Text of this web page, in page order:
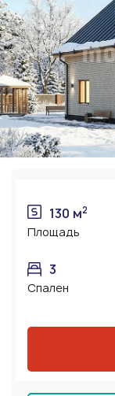
130 м2
Площадь
3
Спален